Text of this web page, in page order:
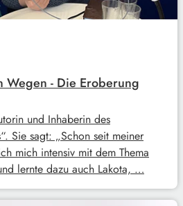
Wegen - Die Eroberung
und Inhaberin des
Sie sagt: „Schon seit meiner
mich intensiv mit dem Thema
lernte dazu auch Lakota, …